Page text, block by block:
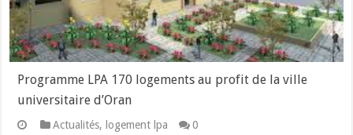
Programme LPA 170 logements au profit de la ville
universitaire d’Oran
Actualités, logement lpa
0